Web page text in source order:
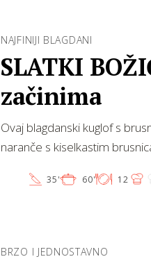
NAJFINIJI BLAGDANI
SLATKI
začinima
Ovaj blagdanski kuglof s
naranče s kiselkastim
35' 60' 12
BRZO I JEDNOSTAVNO